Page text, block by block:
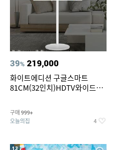
39% 219,000
화이트에디션 구글스마트
81CM(32인치)HDTV와이드무
구매 999+
오늘의집 4
13